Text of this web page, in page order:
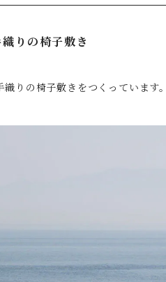
りの椅子敷き
りの椅子敷きをつくっています